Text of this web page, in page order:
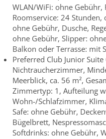
WLAN/WiFi: ohne Gebühr,
Roomservice: 24 Stunden,
ohne Gebühr, Dusche,
ohne Gebühr, Slipper:
Balkon oder Terrasse: mit
Preferred Club Junior Suite
Nichtraucherzimmer,
Meerblick, ca. 56 m²,
Zimmertyp: 1, Aufteilung
Wohn-/Schlafzimmer,
Safe: ohne Gebühr,
Bügelbrett,
Softdrinks: ohne Gebühr,